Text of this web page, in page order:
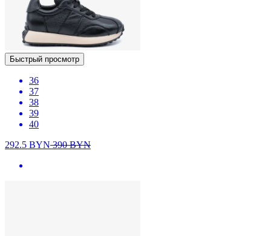
Быстрый просмотр
36
37
38
39
40
292.5 BYN390BYN